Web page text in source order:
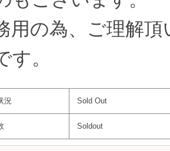
用の為、ご理解
す。
況 Sold Out
Soldout